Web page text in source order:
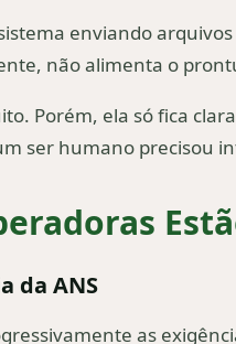
enviando
não alimenta o
Porém, ela só fica
ser humano precisou
da ANS
as